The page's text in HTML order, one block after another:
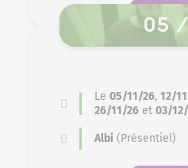
05 /
Le 05/11/26, 12/
26/11/26 et 03/
Albi (Présentiel)